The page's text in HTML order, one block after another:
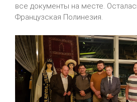
все документы на месте.
Французская Полинезия.